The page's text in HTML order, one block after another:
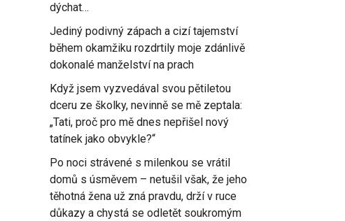
dýchat…
Jediný podivný zápach a cizí tajemství
během okamžiku rozdrtily moje zdánlivě
dokonalé manželství na prach
Když jsem vyzvedával svou pětiletou
dceru ze školky, nevinně se mě zeptala:
„Tati, proč pro mě dnes nepřišel nový
tatínek jako obvykle?“
Po noci strávené s milenkou se vrátil
domů s úsměvem – netušil však, že jeho
těhotná žena už zná pravdu, drží v ruce
důkazy a chystá se odletět soukromým